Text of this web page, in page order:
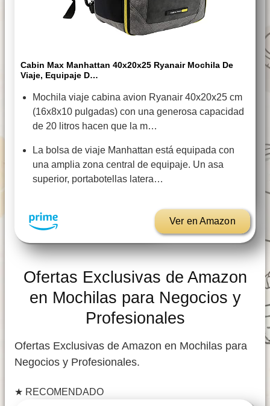
Cabin Max Manhattan 40x20x25 Ryanair Mochila De
Viaje, Equipaje D…
Mochila viaje cabina avion Ryanair 40x20x25 cm
(16x8x10 pulgadas) con una generosa capacidad
de 20 litros hacen que la m…
La bolsa de viaje Manhattan está equipada con
una amplia zona central de equipaje. Un asa
superior, portabotellas latera…
Ver en Amazon
Ofertas Exclusivas de Amazon
en Mochilas para Negocios y
Profesionales
Ofertas Exclusivas de Amazon en Mochilas para
Negocios y Profesionales.
★ RECOMENDADO